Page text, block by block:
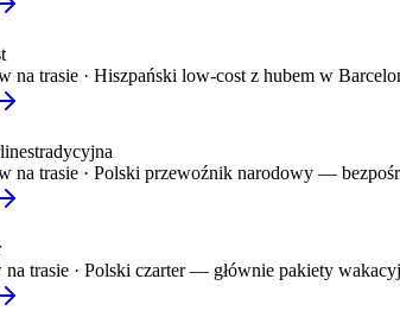
na trasie · Hiszpański low-cost z hubem w
tradycyjna
na trasie · Polski przewoźnik narodowy —
trasie · Polski czarter — głównie pakiety